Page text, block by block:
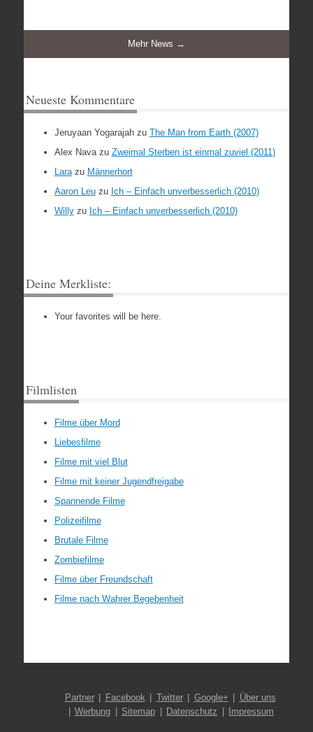
Mehr News →
Neueste Kommentare
Jeruyaan Yogarajahzu The Man from Earth (2007)
Alex Navazu Zweimal Sterben ist einmal zuviel (2011)
Larazu Männerhort
Aaron Leuzu Ich – Einfach unverbesserlich (2010)
Willyzu Ich – Einfach unverbesserlich (2010)
Deine Merkliste:
Your favorites will be here.
Filmlisten
Filme über Mord
Liebesfilme
Filme mit viel Blut
Filme mit keiner Jugendfreigabe
Spannende Filme
Polizeifilme
Brutale Filme
Zombiefilme
Filme über Freundschaft
Filme nach Wahrer Begebenheit
Partner Facebook Twitter Google+
Über uns
Werbung
Sitemap Datenschutz Impressum